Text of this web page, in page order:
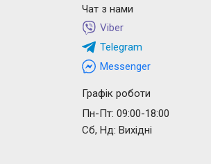
Чат з нами
Viber
Telegram
Messenger
Графік роботи
Пн-Пт: 09:00-18:00
Сб, Нд: Вихідні